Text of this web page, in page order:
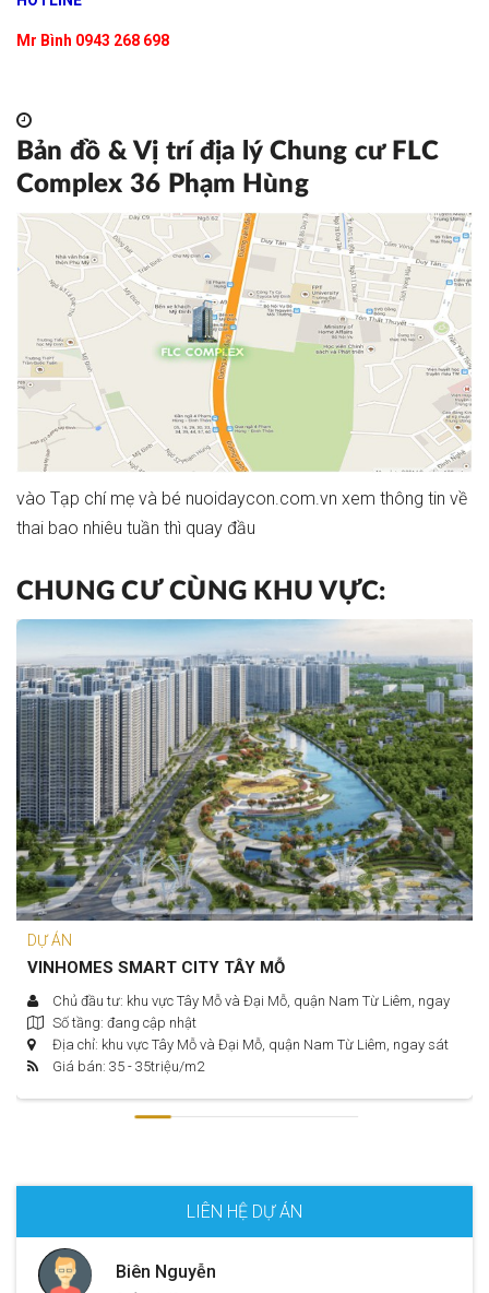
Mr Bình 0943 268 698
Bản đồ & Vị trí địa lý Chung cư FLC
Complex 36 Phạm Hùng
vào Tạp chí mẹ và bé nuoidaycon.com.vn xem thông tin về
thai bao nhiêu tuần thì quay đầu
CHUNG CƯ CÙNG KHU VỰC:
DỰ ÁN
VINHOMES SMART CITY TÂY MỖ
Chủ đầu tư: khu vực Tây Mỗ và Đại Mỗ, quận Nam Từ Liêm, ngay
sát đại lộ Thăng Long
Số tầng: đang cập nhật
Địa chỉ: khu vực Tây Mỗ và Đại Mỗ, quận Nam Từ Liêm, ngay sát
đại lộ Thăng Long
Giá bán: 35 - 35triệu/m2
LIÊN HỆ DỰ ÁN
Biên Nguyễn